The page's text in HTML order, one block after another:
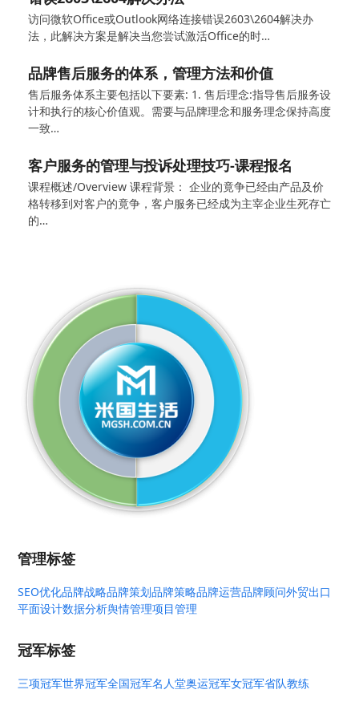
访问微软Office或Outlook网络连接错误2603\2604解决办
法，此解决方案是解决当您尝试激活Office的时…
品牌售后服务的体系，管理方法和价值
售后服务体系主要包括以下要素: 1. 售后理念:指导售后服务设
计和执行的核心价值观。需要与品牌理念和服务理念保持高度
一致…
客户服务的管理与投诉处理技巧-课程报名
课程概述/Overview 课程背景： 企业的竟争已经由产品及价
格转移到对客户的竟争，客户服务已经成为主宰企业生死存亡
的…
管理标签
SEO优化品牌战略品牌策划品牌策略品牌运营品牌顾问外贸出口
平面设计数据分析舆情管理项目管理
冠军标签
三项冠军世界冠军全国冠军名人堂奥运冠军女冠军省队教练